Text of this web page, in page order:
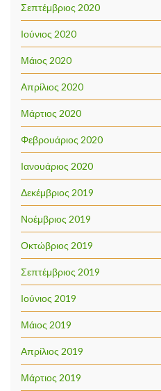
Σεπτέμβριος 2020
Ιούνιος 2020
Μάιος 2020
Απρίλιος 2020
Μάρτιος 2020
Φεβρουάριος 2020
Ιανουάριος 2020
Δεκέμβριος 2019
Νοέμβριος 2019
Οκτώβριος 2019
Σεπτέμβριος 2019
Ιούνιος 2019
Μάιος 2019
Απρίλιος 2019
Μάρτιος 2019